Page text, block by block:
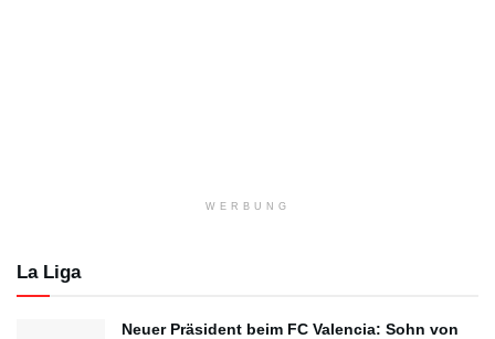
WERBUNG
La Liga
Neuer Präsident beim FC Valencia: Sohn von